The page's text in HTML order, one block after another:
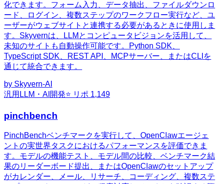
化できます。フォーム入力、データ抽出、ファイルダウンロ
ード、ログイン、複数ステップのワークフロー実行など、ユ
ーザーがウェブサイトと連携する必要があるときに使用しま
す。Skyvernは、LLMとコンピュータビジョンを活用して、
未知のサイトも自動操作可能です。Python SDK、
TypeScript SDK、REST API、MCPサーバー、またはCLIを
通じて統合できます。
by Skyvern-AI
汎用 LLM・AI開発⭐ リポ 1,149
pinchbench
PinchBenchベンチマークを実行して、OpenClawエージェ
ントの実世界タスクにおけるパフォーマンスを評価できま
す。モデルの機能テスト、モデル間の比較、ベンチマーク結
果のリーダーボード提出、またはOpenClawのセットアップ
がカレンダー、メール、リサーチ、コーディング、複数ステ